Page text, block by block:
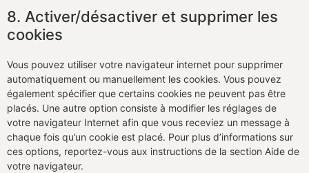
8. Activer/désactiver et supprimer les
cookies
Vous pouvez utiliser votre navigateur internet pour supprimer
automatiquement ou manuellement les cookies. Vous pouvez
également spécifier que certains cookies ne peuvent pas être
placés. Une autre option consiste à modifier les réglages de
votre navigateur Internet afin que vous receviez un message à
chaque fois qu’un cookie est placé. Pour plus d’informations sur
ces options, reportez-vous aux instructions de la section Aide de
votre navigateur.